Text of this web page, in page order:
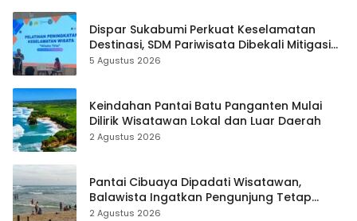
Dispar Sukabumi Perkuat Keselamatan
Destinasi, SDM Pariwisata Dibekali Mitigasi
hingga Teknik Evakuasi
5 Agustus 2026
Keindahan Pantai Batu Panganten Mulai
Dilirik Wisatawan Lokal dan Luar Daerah
2 Agustus 2026
Pantai Cibuaya Dipadati Wisatawan,
Balawista Ingatkan Pengunjung Tetap
Waspada
2 Agustus 2026